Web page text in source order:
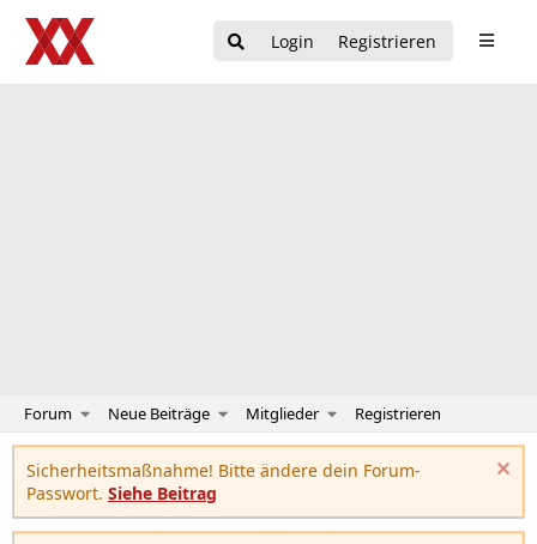
Login Registrieren
Forum Neue Beiträge Mitglieder Registrieren
Sicherheitsmaßnahme! Bitte ändere dein Forum-
Passwort. Siehe Beitrag